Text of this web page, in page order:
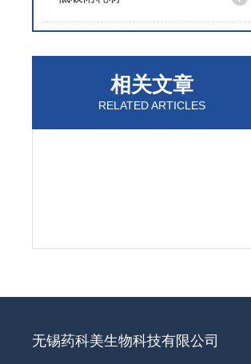
相关文章
RELATED ARTICLES
无锡药科美生物科技有限公司